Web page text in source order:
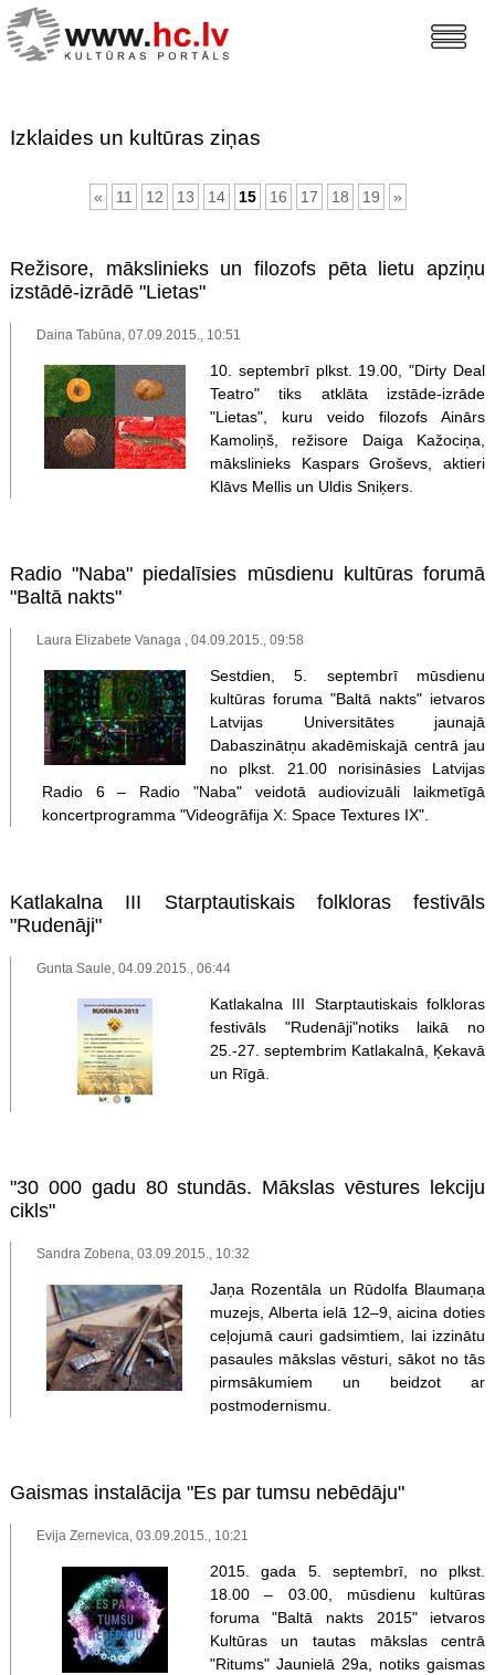
Izklaides un kultūras ziņas
« 11 12 13 14 15 16 17 18 19 »
Režisore, mākslinieks un filozofs pēta lietu apziņu
izstādē-izrādē "Lietas"
Daina Tabūna, 07.09.2015., 10:51
10. septembrī plkst. 19.00, "Dirty Deal
Teatro" tiks atklāta izstāde-izrāde
"Lietas", kuru veido filozofs Ainārs
Kamoliņš, režisore Daiga Kažociņa,
mākslinieks Kaspars Groševs, aktieri
Klāvs Mellis un Uldis Sniķers.
Radio "Naba" piedalīsies mūsdienu kultūras forumā
"Baltā nakts"
Laura Elizabete Vanaga , 04.09.2015., 09:58
Sestdien, 5. septembrī mūsdienu
kultūras foruma "Baltā nakts" ietvaros
Latvijas Universitātes jaunajā
Dabaszinātņu akadēmiskajā centrā jau
no plkst. 21.00 norisināsies Latvijas
Radio 6 – Radio "Naba" veidotā audiovizuāli laikmetīgā
koncertprogramma "Videogrāfija X: Space Textures IX".
Katlakalna III Starptautiskais folkloras festivāls
"Rudenāji"
Gunta Saule, 04.09.2015., 06:44
Katlakalna III Starptautiskais folkloras
festivāls "Rudenāji"notiks laikā no
25.-27. septembrim Katlakalnā, Ķekavā
un Rīgā.
"30 000 gadu 80 stundās. Mākslas vēstures lekciju
cikls"
Sandra Zobena, 03.09.2015., 10:32
Jaņa Rozentāla un Rūdolfa Blaumaņa
muzejs, Alberta ielā 12–9, aicina doties
ceļojumā cauri gadsimtiem, lai izzinātu
pasaules mākslas vēsturi, sākot no tās
pirmsākumiem un beidzot ar
postmodernismu.
Gaismas instalācija "Es par tumsu nebēdāju"
Evija Zernevica, 03.09.2015., 10:21
2015. gada 5. septembrī, no plkst.
18.00 – 03.00, mūsdienu kultūras
foruma "Baltā nakts 2015" ietvaros
Kultūras un tautas mākslas centrā
"Ritums" Jaunielā 29a, notiks gaismas